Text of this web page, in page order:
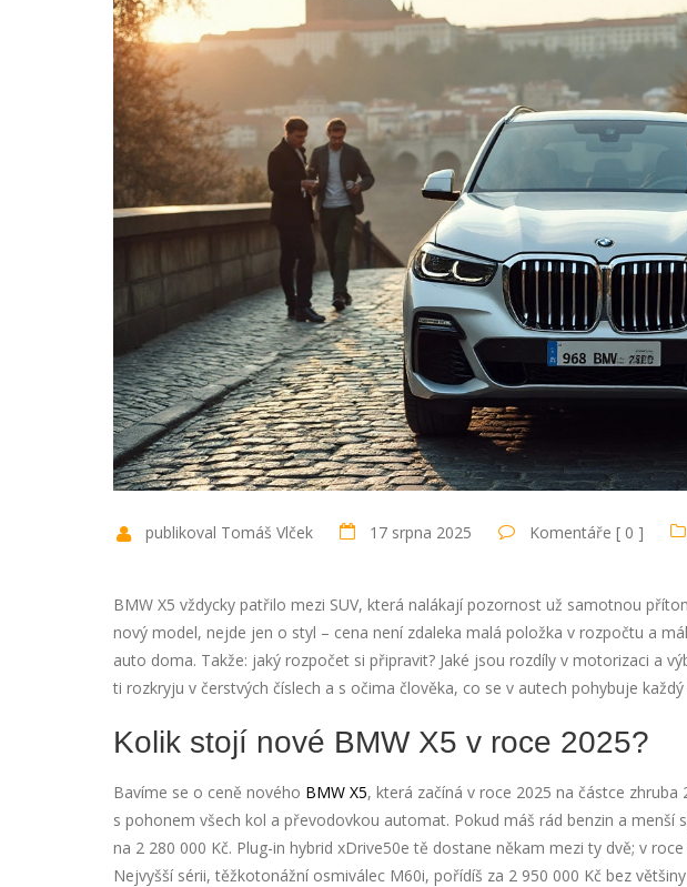
publikoval Tomáš Vlček 17 srpna 2025 Komentáře [ 0 ]
BMW X5 vždycky patřilo mezi SUV, která nalákají pozornost už samotnou
nový model, nejde jen o styl – cena není zdaleka malá položka v rozpočtu a
auto doma. Takže: jaký rozpočet si připravit? Jaké jsou rozdíly v motorizaci a
ti rozkryju v čerstvých číslech a s očima člověka, co se v autech pohybuje každý
Kolik stojí nové BMW X5 v roce 2025?
Bavíme se o ceně nového BMW X5, která začíná v roce 2025 na částce
s pohonem všech kol a převodovkou automat. Pokud máš rád benzin a
na 2 280 000 Kč. Plug-in hybrid xDrive50e tě dostane někam mezi ty dvě; v
Nejvyšší sérii, těžkotonážní osmiválec M60i, pořídíš za 2 950 000 Kč bez